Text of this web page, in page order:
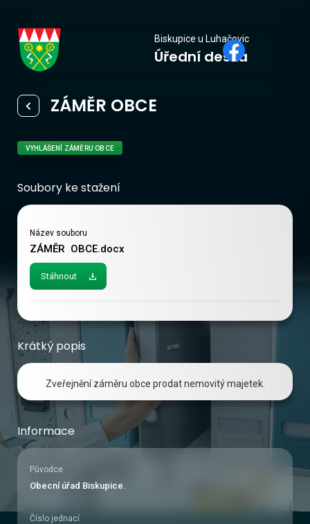
Biskupice u Luhačovic
Úřední deska
ZÁMĚR OBCE
VYHLÁŠENÍ ZÁMĚRU OBCE
Soubory ke stažení
Název souboru
ZÁMĚR  OBCE.docx
Stáhnout
Krátký popis
Zveřejnění záměru obce prodat nemovitý majetek.
Informace
Původce
Obecní úřad Biskupice.
Číslo jednací